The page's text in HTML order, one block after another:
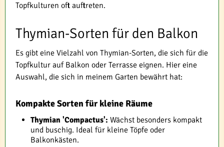
Topfkulturen oft auftreten.
Thymian-Sorten für den Balkon
Es gibt eine Vielzahl von Thymian-Sorten, die sich für die
Topfkultur auf Balkon oder Terrasse eignen. Hier eine
Auswahl, die sich in meinem Garten bewährt hat:
Kompakte Sorten für kleine Räume
Thymian 'Compactus': Wächst besonders kompakt
und buschig. Ideal für kleine Töpfe oder
Balkonkästen.